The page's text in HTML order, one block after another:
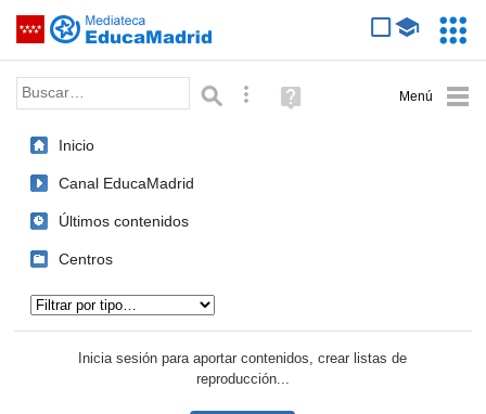
Saltar navegación
Palabra o frase: Búsqueda avanzada
Ayuda
(en
Inicio
Canal EducaMadrid
Últimos contenidos
Centros
Inicia sesión para aportar contenidos, crear listas de
reproducción...